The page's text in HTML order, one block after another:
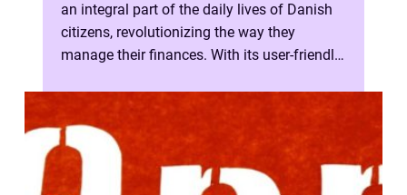
an integral part of the daily lives of Danish
citizens, revolutionizing the way they
manage their finances. With its user-friendly